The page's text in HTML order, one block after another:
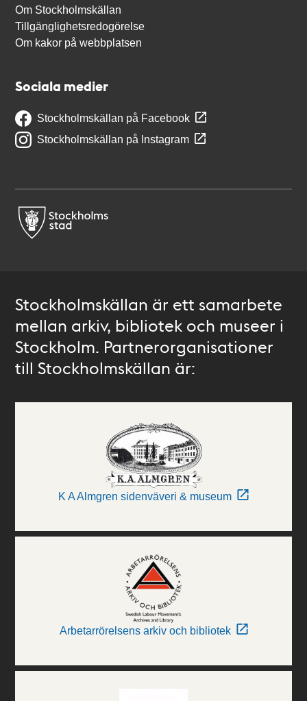
Om Stockholmskällan
Tillgänglighetsredogörelse
Om kakor på webbplatsen
Sociala medier
Stockholmskällan på Facebook
Stockholmskällan på Instagram
Stockholmskällan är ett samarbete
mellan arkiv, bibliotek och museer i
Stockholm. Partnerorganisationer
till Stockholmskällan är:
K A Almgren sidenväveri & museum
Arbetarrörelsens arkiv och bibliotek